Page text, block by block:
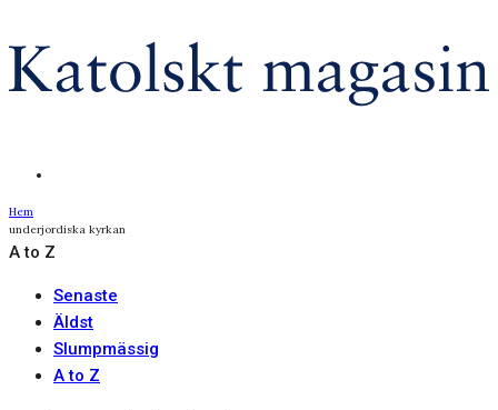
Hem
underjordiska kyrkan
A to Z
Senaste
Äldst
Slumpmässig
A to Z